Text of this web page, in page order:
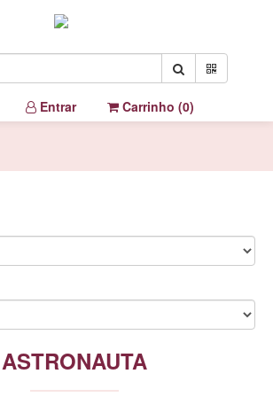
Entrar Carrinho (0)
ASTRONAUTA